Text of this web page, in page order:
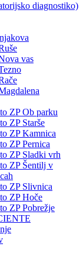
diagnostiko)
vas
ZP Ob parku
ZP Starše
ZP Kamnica
ZP Pernica
ZP Sladki vrh
ZP Šentilj v
ZP Slivnica
ZP Hoče
ZP Pobrežje